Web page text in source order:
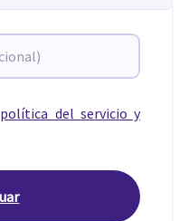
política del servicio y